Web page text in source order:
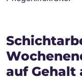
auf Gehalt